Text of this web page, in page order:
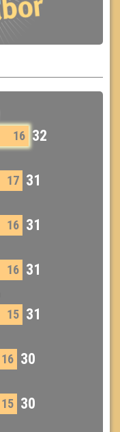
16 32
17 31
16 31
16 31
15 31
16 30
15 30